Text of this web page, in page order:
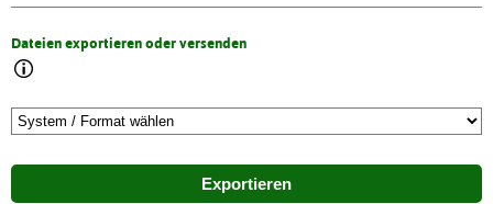
Dateien exportieren oder versenden
Exportieren